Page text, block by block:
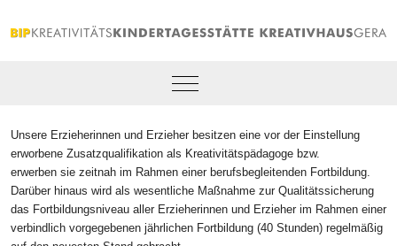
Mobile Menu Toggle
Unsere Erzieherinnen und Erzieher besitzen eine vor der Einstellung
erworbene Zusatzqualifikation als Kreativitätspädagoge bzw.
erwerben sie zeitnah im Rahmen einer berufsbegleitenden Fortbildung.
Darüber hinaus wird als wesentliche Maßnahme zur Qualitätssicherung
das Fortbildungsniveau aller Erzieherinnen und Erzieher im Rahmen einer
verbindlich vorgegebenen jährlichen Fortbildung (40 Stunden) regelmäßig